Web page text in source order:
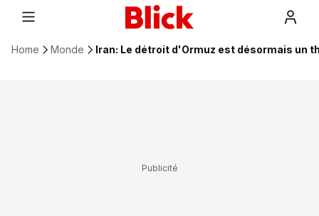
Home Monde Iran: Le détroit d'Ormuz est désormais un